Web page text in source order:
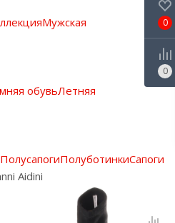
Мужская
обувьЛетняя
ПолусапогиПолуботинкиСапоги
Aidini
0
0